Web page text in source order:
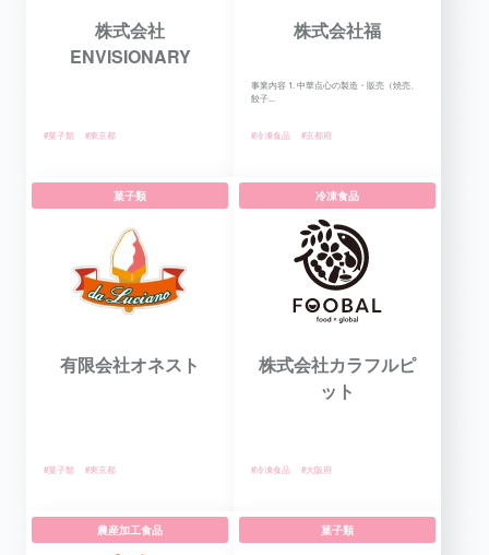
株式会社
ENVISIONARY
#菓子類 #東京都
株式会社福
事業内容 1. 中華点心の製造・販売（焼売、
餃子...
#冷凍食品 #京都府
菓子類
有限会社オネスト
#菓子類 #東京都
冷凍食品
株式会社カラフルピ
ット
#冷凍食品 #大阪府
農産加工食品 菓子類